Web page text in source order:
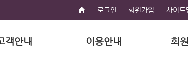
로그인 회원가입 사이트
객안내 이용안내 회